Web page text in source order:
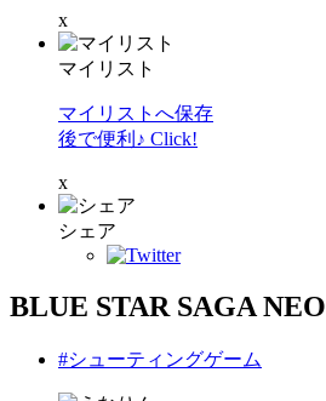
x
マイリスト
マイリストへ保存
後で便利♪ Click!
x
シェア
BLUE STAR SAGA NEO
#シューティングゲーム